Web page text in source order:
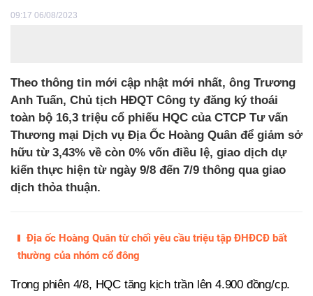
09:17 06/08/2023
Theo thông tin mới cập nhật mới nhất, ông Trương
Anh Tuấn, Chủ tịch HĐQT Công ty đăng ký thoái
toàn bộ 16,3 triệu cổ phiếu HQC của CTCP Tư vấn
Thương mại Dịch vụ Địa Ốc Hoàng Quân để giảm sở
hữu từ 3,43% về còn 0% vốn điều lệ, giao dịch dự
kiến thực hiện từ ngày 9/8 đến 7/9 thông qua giao
dịch thỏa thuận.
Địa ốc Hoàng Quân từ chối yêu cầu triệu tập ĐHĐCĐ bất
thường của nhóm cổ đông
Trong phiên 4/8, HQC tăng kịch trần lên 4.900 đồng/cp.